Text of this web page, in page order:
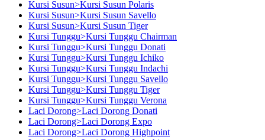
Kursi Susun>Kursi Susun Polaris
Kursi Susun>Kursi Susun Savello
Kursi Susun>Kursi Susun Tiger
Kursi Tunggu>Kursi Tunggu Chairman
Kursi Tunggu>Kursi Tunggu Donati
Kursi Tunggu>Kursi Tunggu Ichiko
Kursi Tunggu>Kursi Tunggu Indachi
Kursi Tunggu>Kursi Tunggu Savello
Kursi Tunggu>Kursi Tunggu Tiger
Kursi Tunggu>Kursi Tunggu Verona
Laci Dorong>Laci Dorong Donati
Laci Dorong>Laci Dorong Expo
Laci Dorong>Laci Dorong Highpoint